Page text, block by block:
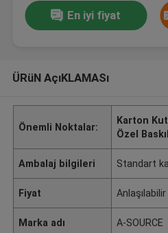
En iyi fiyat
ÜRüN AçıKLAMASı
Önemli Noktalar:
Karton
Özel
Ambalaj bilgileri Standart
Fiyat Anlaşılabilir
Marka adı A-SOURCE